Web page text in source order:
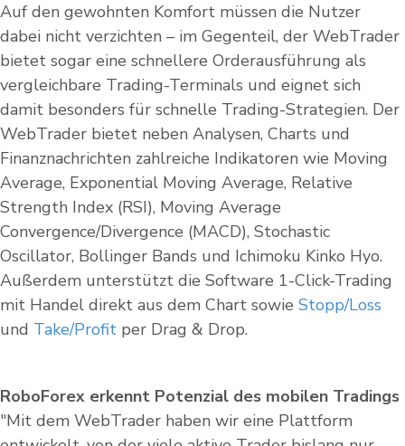
Auf den gewohnten Komfort müssen die Nutzer
dabei nicht verzichten – im Gegenteil, der WebTrader
bietet sogar eine schnellere Orderausführung als
vergleichbare Trading-Terminals und eignet sich
damit besonders für schnelle Trading-Strategien. Der
WebTrader bietet neben Analysen, Charts und
Finanznachrichten zahlreiche Indikatoren wie Moving
Average, Exponential Moving Average, Relative
Strength Index (RSI), Moving Average
Convergence/Divergence (MACD), Stochastic
Oscillator, Bollinger Bands und Ichimoku Kinko Hyo.
Außerdem unterstützt die Software 1-Click-Trading
mit Handel direkt aus dem Chart sowie Stopp/Loss
und Take/Profit per Drag & Drop.
RoboForex erkennt Potenzial des mobilen Tradings
"Mit dem WebTrader haben wir eine Plattform